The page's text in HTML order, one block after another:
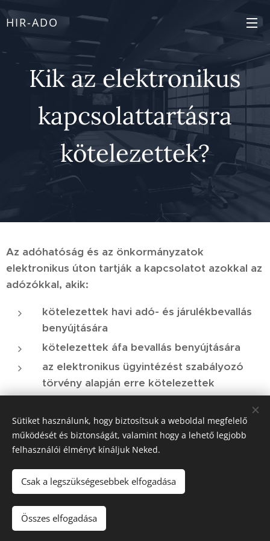
HIR-ADO
Kik az elektronikus
kapcsolattartásra
kötelezettek?
Az adóhatóság és az önkormányzatok
elektronikus úton tartják a kapcsolatot azokkal az
adózókkal, akik:
kötelezettek havi adó- és járulékbevallás
benyújtására
kötelezettek áfa bevallás benyújtására
az elektronikus ügyintézést szabályozó
törvény alapján erre kötelezettek
Az elektronikus kapcsolattartásra kötelezett adózók
kérelmeit, bevallásait, egyéb dokumentumait az
adóhatóságpapír alapon benyújtva nem fogadja el
Minden jog fenntartva!
Sütiket használunk, hogy biztosítsuk a weboldal megfelelő
működését és biztonságát, valamint hogy a lehető legjobb
felhasználói élményt kínáljuk Neked.
Csak a legszükségesebbek elfogadása
Összes elfogadása